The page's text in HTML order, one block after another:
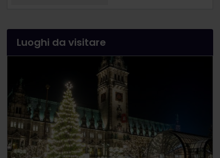
Luoghi da visitare